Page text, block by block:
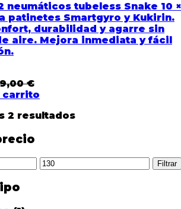
neumáticos tubeless Snake 10 ×
patinetes Smartgyro y Kukirin.
durabilidad y agarre sin
aire. Mejora inmediata y fácil
€
carrito
2 resultados
Filtrar